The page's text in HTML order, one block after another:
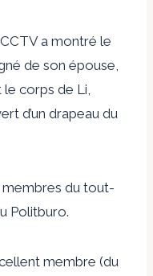
a montré le
de son épouse,
le corps de Li,
d’un drapeau du
membres du tout-
Politburo.
membre (du